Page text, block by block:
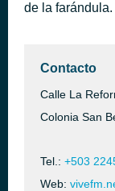
de la farándula.
Contacto
Calle La
Colonia San
Tel.: +503
Web: